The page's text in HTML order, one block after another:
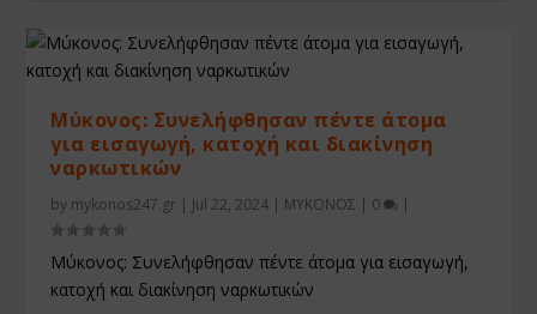
Μύκονος: Συνελήφθησαν πέντε άτομα
για εισαγωγή, κατοχή και διακίνηση
ναρκωτικών
by mykonos247.gr | Jul 22, 2024 | ΜΥΚΟΝΟΣ | 0 |
Μύκονος: Συνελήφθησαν πέντε άτομα για εισαγωγή,
κατοχή και διακίνηση ναρκωτικών